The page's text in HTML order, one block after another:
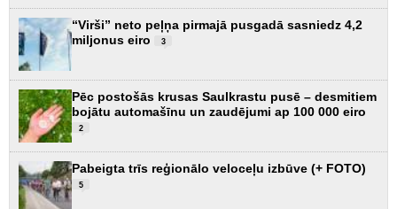
“Virši” neto peļņa pirmajā pusgadā sasniedz 4,2
miljonus eiro
3
Pēc postošās krusas Saulkrastu pusē – desmitiem
bojātu automašīnu un zaudējumi ap 100 000 eiro
2
Pabeigta trīs reģionālo veloceļu izbūve (+ FOTO)
5